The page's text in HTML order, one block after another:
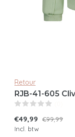
Retour
RJB-41-605
€49,99
€99,99
Incl. btw